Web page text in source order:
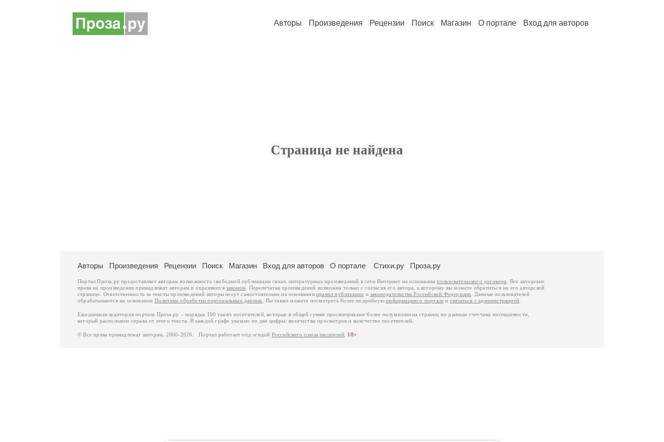
Авторы Произведения Рецензии Поиск Магазин О портале Вход для авторов
Страница не найдена
Авторы Произведения Рецензии Поиск Магазин Вход для авторов О портале Стихи.ру Проза.ру
Портал Проза.ру предоставляет авторам возможность свободной публикации своих литературных произведений в сети Интернет на основаниипользовательского договора
. Все авторские
права на произведения принадлежат авторам и охраняются законом . Перепечатка произведений возможна только с согласия его автора, к которому вы можете обратиться на его авторской
странице. Ответственность за тексты произведений авторы несут самостоятельно на основанииправил публикации изаконодательства Российской Федерации . Данные пользователей
обрабатываются на основании Политики обработки персональных данных . Вы также можете посмотреть более подробнуюинформацию о портале и связаться с администрацией
Ежедневная аудитория портала Проза.ру – порядка 100 тысяч посетителей, которые в общей сумме просматривают более полумиллиона страниц по данным счетчика посещаемости,
который расположен справа от этого текста. В каждой графе указано по две цифры: количество просмотров и количество посетителей.
© Все права принадлежат авторам, 2000-2026. Портал работает под эгидой Российского союза писателей 18+